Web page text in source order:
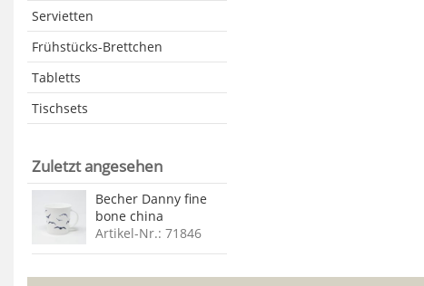
Servietten
Frühstücks-Brettchen
Tabletts
Tischsets
Zuletzt angesehen
Becher Danny fine
bone china
Artikel-Nr.: 71846